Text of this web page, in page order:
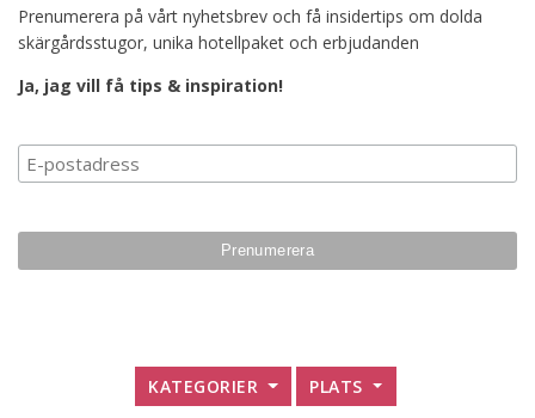
Prenumerera på vårt nyhetsbrev och få insidertips om dolda
skärgårdsstugor, unika hotellpaket och erbjudanden
Ja, jag vill få tips & inspiration!
Prenumerera på vårt n
KATEGORIER PLATS